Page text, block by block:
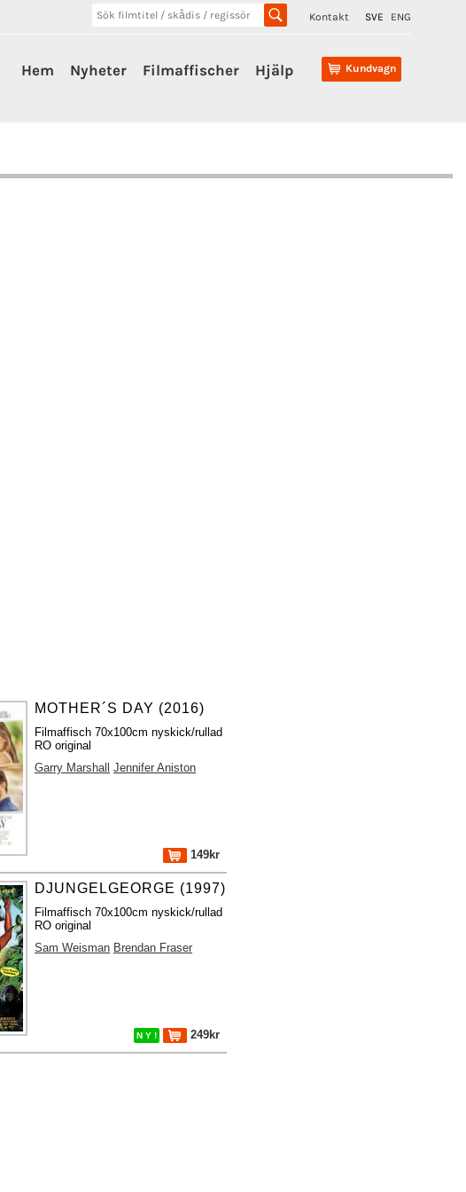
Kontakt SVE ENG
Kundvagn
Hem Nyheter Filmaffischer Hjälp
MOTHER´S DAY (2016)
Filmaffisch 70x100cm nyskick/rullad
RO original
Garry Marshall Jennifer Aniston
149kr
DJUNGELGEORGE (1997)
Filmaffisch 70x100cm nyskick/rullad
RO original
Sam Weisman Brendan Fraser
N Y ! 249kr